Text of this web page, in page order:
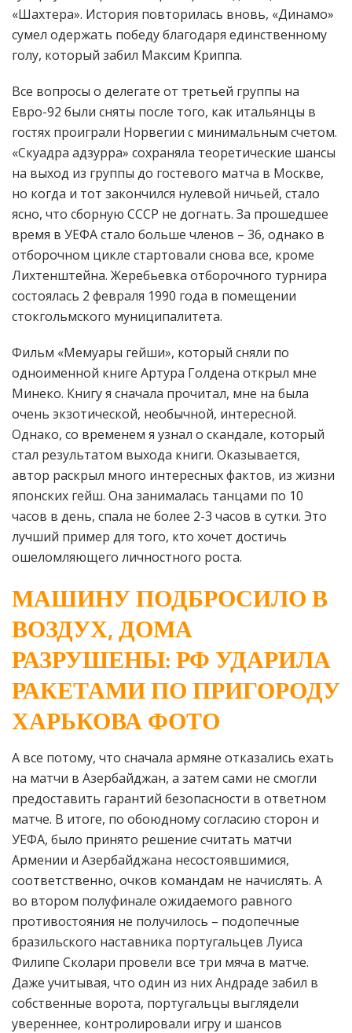
«Шахтера». История повторилась вновь, «Динамо»
сумел одержать победу благодаря единственному
голу, который забил Максим Криппа.
Все вопросы о делегате от третьей группы на
Евро-92 были сняты после того, как итальянцы в
гостях проиграли Норвегии с минимальным счетом.
«Скуадра адзурра» сохраняла теоретические шансы
на выход из группы до гостевого матча в Москве,
но когда и тот закончился нулевой ничьей, стало
ясно, что сборную СССР не догнать. За прошедшее
время в УЕФА стало больше членов – 36, однако в
отборочном цикле стартовали снова все, кроме
Лихтенштейна. Жеребьевка отборочного турнира
состоялась 2 февраля 1990 года в помещении
стокгольмского муниципалитета.
Фильм «Мемуары гейши», который сняли по
одноименной книге Артура Голдена открыл мне
Минеко. Книгу я сначала прочитал, мне на была
очень экзотической, необычной, интересной.
Однако, со временем я узнал о скандале, который
стал результатом выхода книги. Оказывается,
автор раскрыл много интересных фактов, из жизни
японских гейш. Она занималась танцами по 10
часов в день, спала не более 2-3 часов в сутки. Это
лучший пример для того, кто хочет достичь
ошеломляющего личностного роста.
МАШИНУ ПОДБРОСИЛО В
ВОЗДУХ, ДОМА
РАЗРУШЕНЫ: РФ УДАРИЛА
РАКЕТАМИ ПО ПРИГОРОДУ
ХАРЬКОВА ФОТО
А все потому, что сначала армяне отказались ехать
на матчи в Азербайджан, а затем сами не смогли
предоставить гарантий безопасности в ответном
матче. В итоге, по обоюдному согласию сторон и
УЕФА, было принято решение считать матчи
Армении и Азербайджана несостоявшимися,
соответственно, очков командам не начислять. А
во втором полуфинале ожидаемого равного
противостояния не получилось – подопечные
бразильского наставника португальцев Луиса
Филипе Сколари провели все три мяча в матче.
Даже учитывая, что один из них Андраде забил в
собственные ворота, португальцы выглядели
увереннее, контролировали игру и шансов